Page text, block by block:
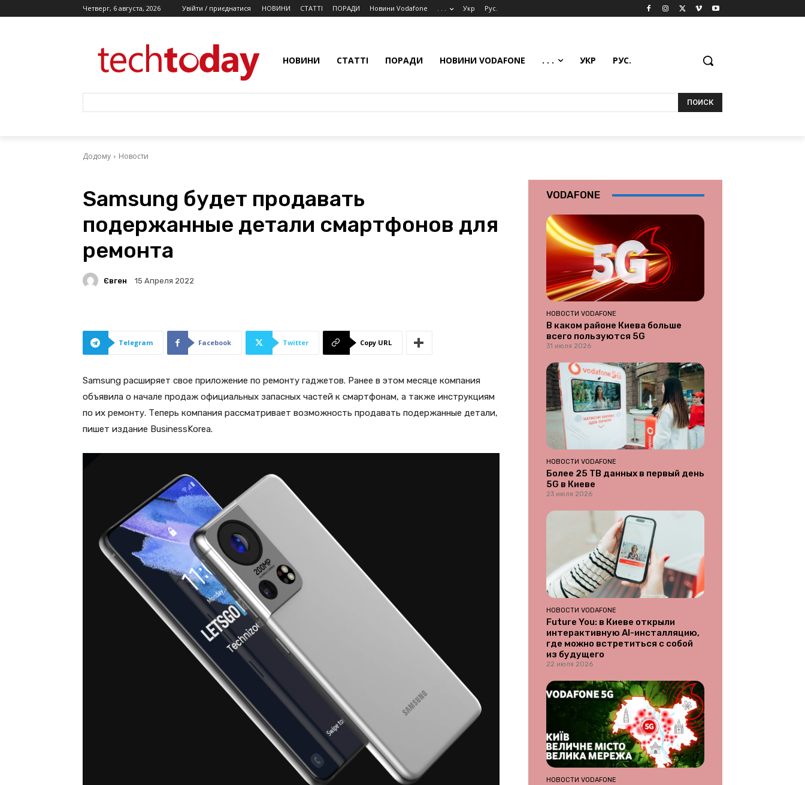
Четверг, 6 августа, 2026 Увійти / приєднатися НОВИНИ СТАТТІ ПОРАДИ Новини Vodafone . . . Укр Рус.
НОВИНИ СТАТТІ ПОРАДИ НОВИНИ VODAFONE . . . УКР РУС.
ПОИСК
Додому Новости
Samsung будет продавать
подержанные детали смартфонов для
ремонта
Євген 15 Апреля 2022
Telegram Facebook Twitter Copy URL
Samsung расширяет свое приложение по ремонту гаджетов. Ранее в этом месяце компания
объявила о начале продаж официальных запасных частей к смартфонам, а также инструкциям
по их ремонту. Теперь компания рассматривает возможность продавать подержанные детали,
пишет издание BusinessKorea.
VODAFONE
НОВОСТИ VODAFONE
В каком районе Киева больше
всего пользуются 5G
31 июля 2026
НОВОСТИ VODAFONE
Более 25 ТВ данных в первый день
5G в Киеве
23 июля 2026
НОВОСТИ VODAFONE
Future You: в Киеве открыли
интерактивную AI-инсталляцию,
где можно встретиться с собой
из будущего
22 июля 2026
НОВОСТИ VODAFONE